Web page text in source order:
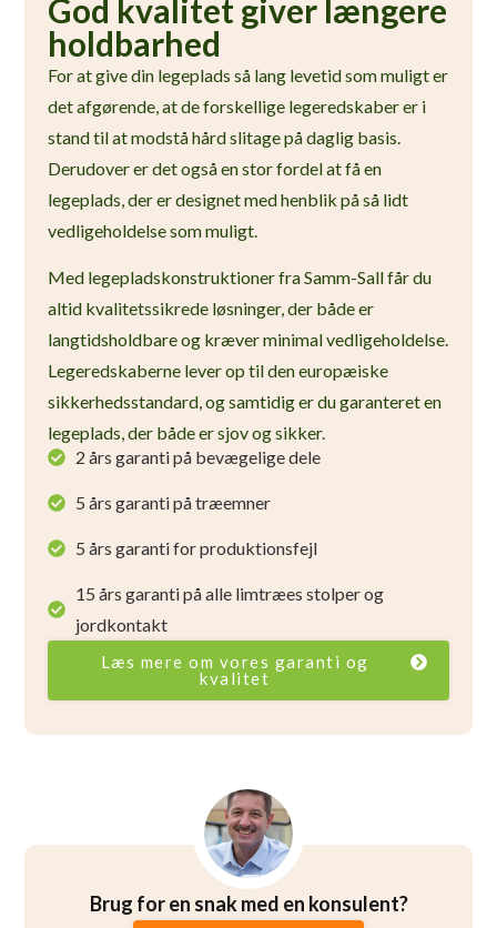
God kvalitet giver længere
holdbarhed
For at give din legeplads så lang levetid som muligt er
det afgørende, at de forskellige legeredskaber er i
stand til at modstå hård slitage på daglig basis.
Derudover er det også en stor fordel at få en
legeplads, der er designet med henblik på så lidt
vedligeholdelse som muligt.
Med legepladskonstruktioner fra Samm-Sall får du
altid kvalitetssikrede løsninger, der både er
langtidsholdbare og kræver minimal vedligeholdelse.
Legeredskaberne lever op til den europæiske
sikkerhedsstandard, og samtidig er du garanteret en
legeplads, der både er sjov og sikker.
2 års garanti på bevægelige dele
5 års garanti på træemner
5 års garanti for produktionsfejl
15 års garanti på alle limtræes stolper og
jordkontakt
Læs mere om vores garanti og
kvalitet
Brug for en snak med en konsulent?